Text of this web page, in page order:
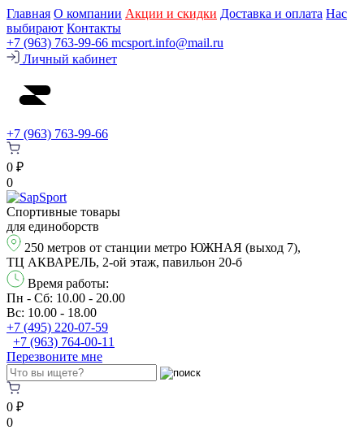
Главная О компании Акции и скидки Доставка и оплата Нас
выбирают Контакты
+7 (963) 763-99-66 mcsport.info@mail.ru
Личный кабинет
+7 (963) 763-99-66
0 ₽
0
Спортивные товары
для единоборств
250 метров от станции метро ЮЖНАЯ (выход 7),
ТЦ АКВАРЕЛЬ, 2-ой этаж, павильон 20-б
Время работы:
Пн - Сб: 10.00 - 20.00
Вс: 10.00 - 18.00
+7 (495) 220-07-59
+7 (963) 764-00-11
Перезвонитe мне
0 ₽
0